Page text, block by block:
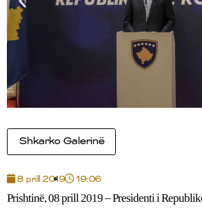
Shkarko Galerinë
8 prill 2019 19:06
Prishtinë, 08 prill 2019 – Presidenti i